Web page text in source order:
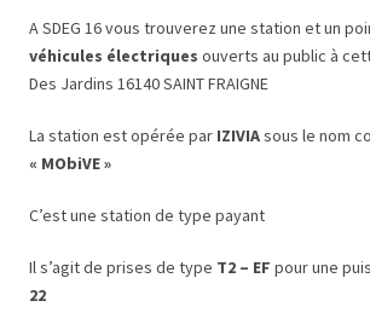
A SDEG 16 vous trouverez une station et un
véhicules électriques ouverts au public à
Des Jardins 16140 SAINT FRAIGNE
La station est opérée par IZIVIAsous le nom
« MObiVE »
C’est une station de type payant
Il s’agit de prises de type T2 – EF pour une
22